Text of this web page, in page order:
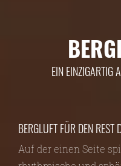
EIN EINZIGARTIG
BERGLUFT FÜR DEN REST
Auf der einen Seite